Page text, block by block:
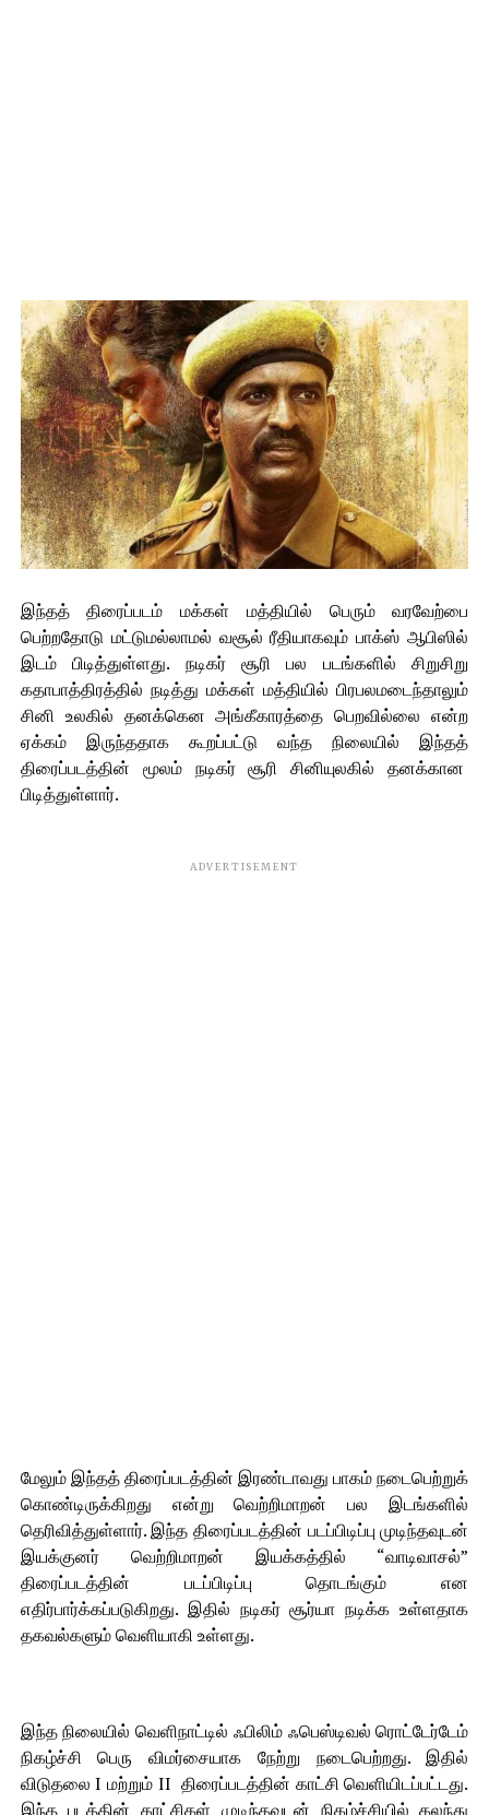
இந்தத் திரைப்படம் மக்கள் மத்தியில் பெரும் வரவேற்பை
பெற்றதோடு மட்டுமல்லாமல் வசூல் ரீதியாகவும் பாக்ஸ் ஆபிஸில்
இடம் பிடித்துள்ளது. நடிகர் சூரி பல படங்களில் சிறுசிறு
கதாபாத்திரத்தில் நடித்து மக்கள் மத்தியில் பிரபலமடைந்தாலும்
சினி உலகில் தனக்கென அங்கீகாரத்தை பெறவில்லை என்ற
ஏக்கம் இருந்ததாக கூறப்பட்டு வந்த நிலையில் இந்தத்
திரைப்படத்தின் மூலம் நடிகர் சூரி சினியுலகில் தனக்கான
பிடித்துள்ளார்.
ADVERTISEMENT
மேலும் இந்தத் திரைப்படத்தின் இரண்டாவது பாகம் நடைபெற்றுக்
கொண்டிருக்கிறது என்று வெற்றிமாறன் பல இடங்களில்
தெரிவித்துள்ளார். இந்த திரைப்படத்தின் படப்பிடிப்பு முடிந்தவுடன்
இயக்குனர் வெற்றிமாறன் இயக்கத்தில் “வாடிவாசல்”
திரைப்படத்தின் படப்பிடிப்பு தொடங்கும் என
எதிர்பார்க்கப்படுகிறது. இதில் நடிகர் சூர்யா நடிக்க உள்ளதாக
தகவல்களும் வெளியாகி உள்ளது.
இந்த நிலையில் வெளிநாட்டில் ஃபிலிம் ஃபெஸ்டிவல் ரொட்டேர்டேம்
நிகழ்ச்சி பெரு விமர்சையாக நேற்று நடைபெற்றது. இதில்
விடுதலை I மற்றும் II திரைப்படத்தின் காட்சி வெளியிடப்பட்டது.
இந்த படத்தின் காட்சிகள் முடிந்தவுடன் நிகழ்ச்சியில் கலந்து